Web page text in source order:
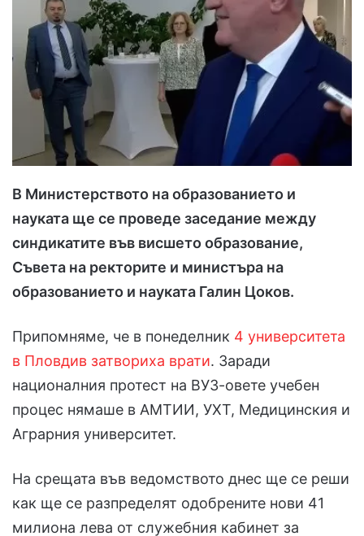
В Министерството на образованието и
науката ще се проведе заседание между
синдикатите във висшето образование,
Съвета на ректорите и министъра на
образованието и науката Галин Цоков.
Припомняме, че в понеделник 4 университета
в Пловдив затвориха врати. Заради
националния протест на ВУЗ-овете учебен
процес нямаше в АМТИИ, УХТ, Медицинския и
Аграрния университет.
На срещата във ведомството днес ще се реши
как ще се разпределят одобрените нови 41
милиона лева от служебния кабинет за